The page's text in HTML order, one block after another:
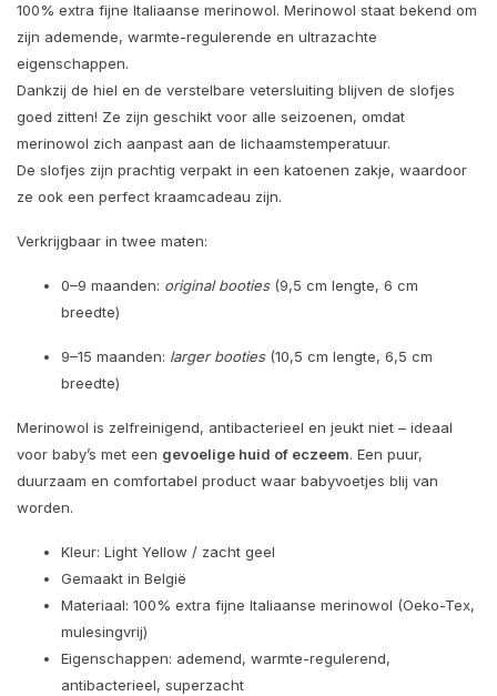
100% extra fijne Italiaanse merinowol. Merinowol staat bekend om
zijn ademende, warmte-regulerende en ultrazachte
eigenschappen.
Dankzij de hiel en de verstelbare vetersluiting blijven de slofjes
goed zitten! Ze zijn geschikt voor alle seizoenen, omdat
merinowol zich aanpast aan de lichaamstemperatuur.
De slofjes zijn prachtig verpakt in een katoenen zakje, waardoor
ze ook een perfect kraamcadeau zijn.
Verkrijgbaar in twee maten:
0–9 maanden: original booties(9,5 cm lengte, 6 cm
breedte)
9–15 maanden: larger booties(10,5 cm lengte, 6,5 cm
breedte)
Merinowol is zelfreinigend, antibacterieel en jeukt niet – ideaal
voor baby’s met een gevoelige huid of eczeem. Een puur,
duurzaam en comfortabel product waar babyvoetjes blij van
worden.
Kleur: Light Yellow / zacht geel
Gemaakt in België
Materiaal: 100% extra fijne Italiaanse merinowol (Oeko-Tex,
mulesingvrij)
Eigenschappen: ademend, warmte-regulerend,
antibacterieel, superzacht